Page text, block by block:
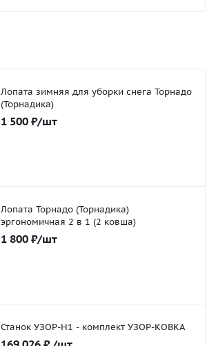
Лопата зимняя для уборки снега Торнадо
(Торнадика)
1 500 ₽/шт
Лопата Торнадо (Торнадика)
эргономичная 2 в 1 (2 ковша)
1 800 ₽/шт
Станок УЗОР-Н1 - комплект УЗОР-КОВКА